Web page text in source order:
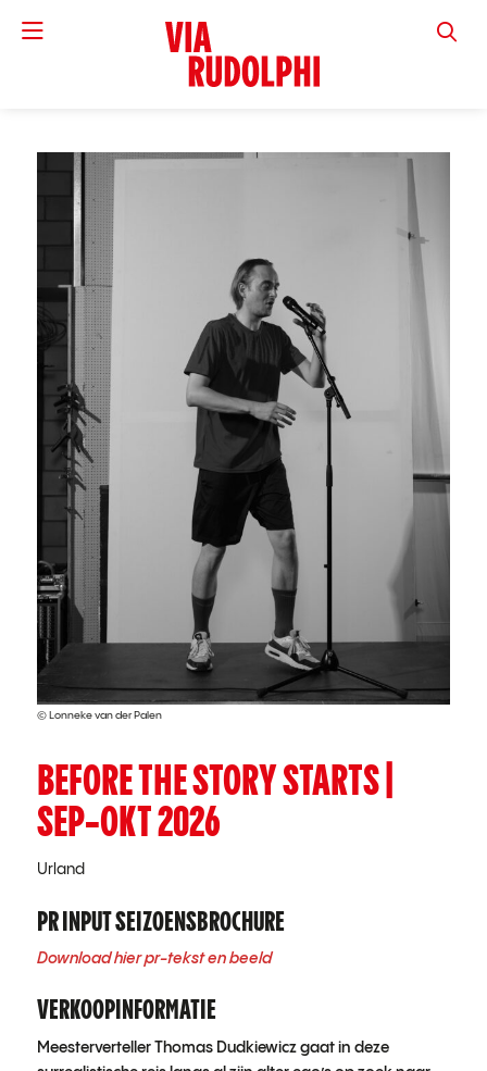
VIA
© Lonneke van der Palen
BEFORE THE STORY STARTS |
SEP-OKT 2026
Urland
PR INPUT SEIZOENSBROCHURE
Download hier pr-tekst en beeld
VERKOOPINFORMATIE
Meesterverteller Thomas Dudkiewicz gaat in deze